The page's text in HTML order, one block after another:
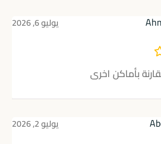
يوليو 6, 2026
بأماكن اخرى
يوليو 2, 2026